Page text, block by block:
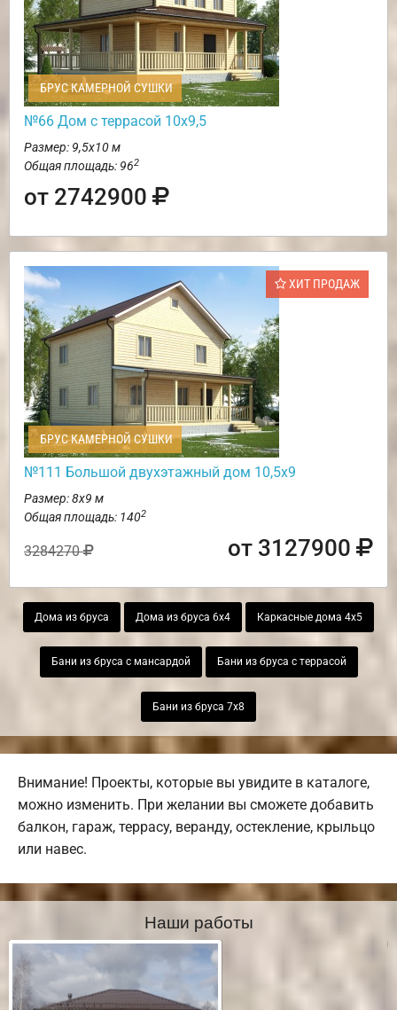
БРУС КАМЕРНОЙ СУШКИ
№66 Дом с террасой 10х9,5
Размер: 9,5х10 м
Общая площадь: 962
от 2742900
ХИТ ПРОДАЖ
БРУС КАМЕРНОЙ СУШКИ
№111 Большой двухэтажный дом 10,5х9
Размер: 8х9 м
Общая площадь: 1402
3284270 от 3127900
Дома из бруса Дома из бруса 6х4 Каркасные дома 4х5
Бани из бруса с мансардой Бани из бруса с террасой
Бани из бруса 7х8
Внимание! Проекты, которые вы увидите в каталоге,
можно изменить. При желании вы сможете добавить
балкон, гараж, террасу, веранду, остекление, крыльцо
или навес.
Наши работы